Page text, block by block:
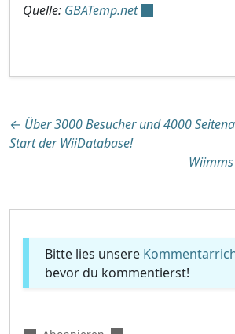
Quelle: GBATemp.net
Beitragsnavigation
← Über 3000 Besucher und 4000
Start der WiiDatabase!
Bitte lies unsere
bevor du kommentierst!